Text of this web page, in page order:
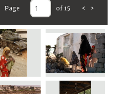
Page of 15 < >